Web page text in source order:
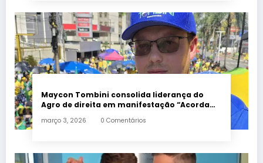
Maycon Tombini consolida liderança do
Agro de direita em manifestação “Acorda
março 3, 2026 0 Comentários